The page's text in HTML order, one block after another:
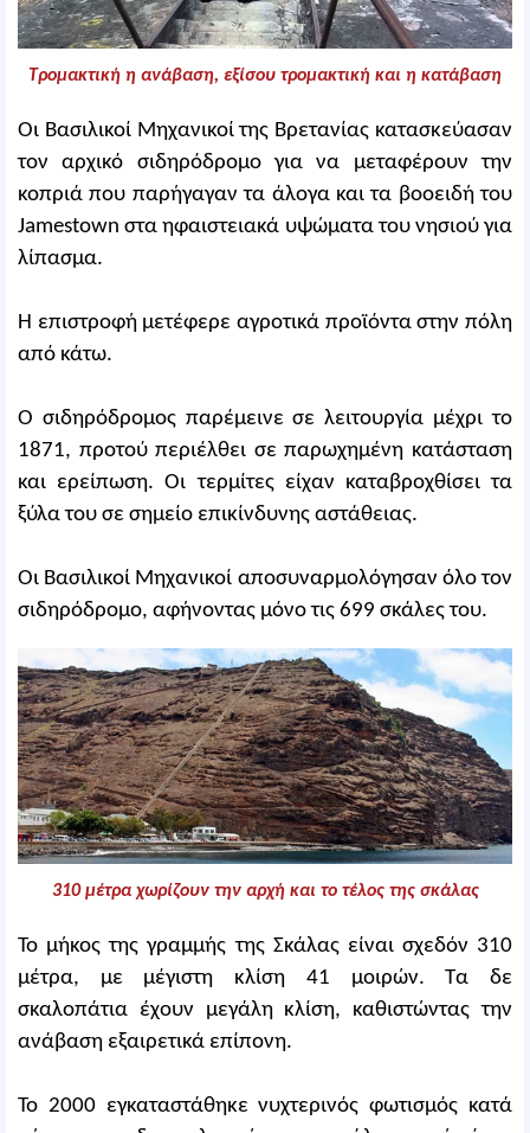
Τρομακτική η ανάβαση, εξίσου τρομακτική και η κατάβαση
Οι Βασιλικοί Μηχανικοί της Βρετανίας κατασκεύασαν
τον αρχικό σιδηρόδρομο για να μεταφέρουν την
κοπριά που παρήγαγαν τα άλογα και τα βοοειδή του
Jamestown στα ηφαιστειακά υψώματα του νησιού για
λίπασμα.
Η επιστροφή μετέφερε αγροτικά προϊόντα στην πόλη
από κάτω.
Ο σιδηρόδρομος παρέμεινε σε λειτουργία μέχρι το
1871, προτού περιέλθει σε παρωχημένη κατάσταση
και ερείπωση. Οι τερμίτες είχαν καταβροχθίσει τα
ξύλα του σε σημείο επικίνδυνης αστάθειας.
Οι Βασιλικοί Μηχανικοί αποσυναρμολόγησαν όλο τον
σιδηρόδρομο, αφήνοντας μόνο τις 699 σκάλες του.
310 μέτρα χωρίζουν την αρχή και το τέλος της σκάλας
Το μήκος της γραμμής της Σκάλας είναι σχεδόν 310
μέτρα, με μέγιστη κλίση 41 μοιρών. Τα δε
σκαλοπάτια έχουν μεγάλη κλίση, καθιστώντας την
ανάβαση εξαιρετικά επίπονη.
Το 2000 εγκαταστάθηκε νυχτερινός φωτισμός κατά